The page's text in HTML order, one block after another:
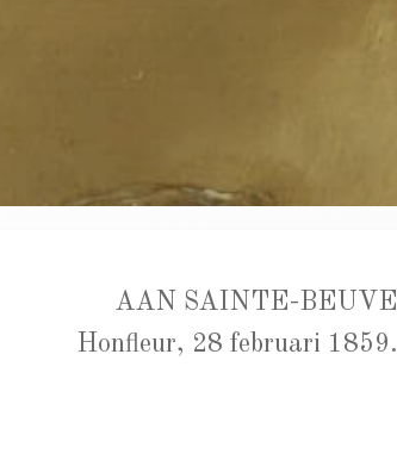
AAN SAINTE-BEUVE
Honfleur, 28 februari 1859.